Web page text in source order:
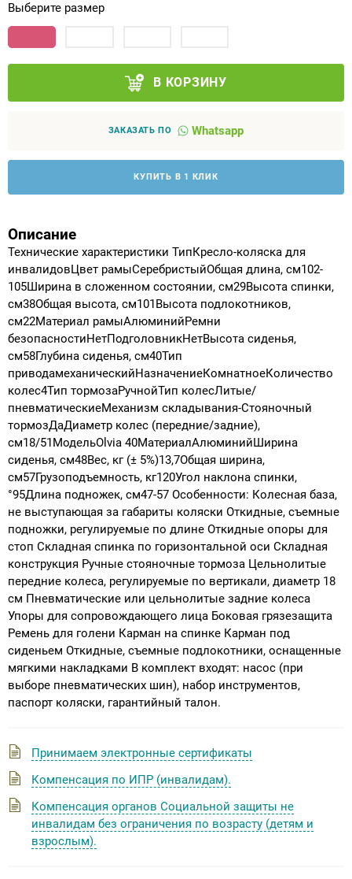
Выберите размер
В КОРЗИНУ
ЗАКАЗАТЬ ПО Whatsapp
КУПИТЬ В 1 КЛИК
Описание
Технические характеристики ТипКресло-коляска для
инвалидовЦвет рамыСеребристыйОбщая длина, см102-
105Ширина в сложенном состоянии, см29Высота спинки,
см38Общая высота, см101Высота подлокотников,
см22Материал рамыАлюминийРемни
безопасностиНетПодголовникНетВысота сиденья,
см58Глубина сиденья, см40Тип
приводамеханическийНазначениеКомнатноеКоличество
колес4Тип тормозаРучнойТип колесЛитые/
пневматическиеМеханизм складывания-Стояночный
тормозДаДиаметр колес (передние/задние),
см18/51МодельOlvia 40МатериалАлюминийШирина
сиденья, см48Вес, кг (± 5%)13,7Общая ширина,
см57Грузоподъемность, кг120Угол наклона спинки,
°95Длина подножек, см47-57 Особенности: Колесная база,
не выступающая за габариты коляски Откидные, съемные
подножки, регулируемые по длине Откидные опоры для
стоп Складная спинка по горизонтальной оси Складная
конструкция Ручные стояночные тормоза Цельнолитые
передние колеса, регулируемые по вертикали, диаметр 18
см Пневматические или цельнолитые задние колеса
Упоры для сопровождающего лица Боковая грязезащита
Ремень для голени Карман на спинке Карман под
сиденьем Откидные, съемные подлокотники, оснащенные
мягкими накладками В комплект входят: насос (при
выборе пневматических шин), набор инструментов,
паспорт коляски, гарантийный талон.
Принимаем электронные сертификаты
Компенсация по ИПР (инвалидам).
Компенсация органов Социальной защиты не
инвалидам без ограничения по возрасту (детям и
взрослым).
Аппараты на суставы
Санитарные приспособления для
Противопролежневые матрасы, подушки
Одежда ортопедическая (адаптивная) для
инвалидов
Индивидуальное изготовление